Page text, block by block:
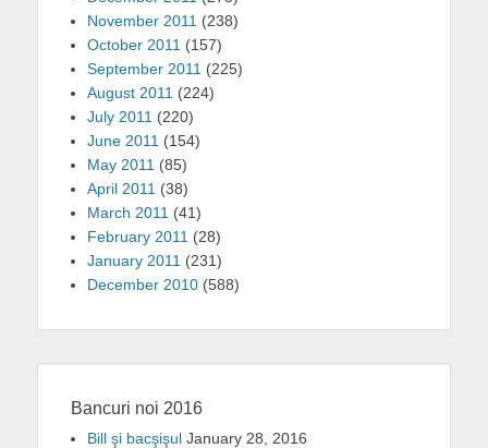
November 2011 (238)
October 2011 (157)
September 2011 (225)
August 2011 (224)
July 2011 (220)
June 2011 (154)
May 2011 (85)
April 2011 (38)
March 2011 (41)
February 2011 (28)
January 2011 (231)
December 2010 (588)
Bancuri noi 2016
Bill şi bacşişul January 28, 2016